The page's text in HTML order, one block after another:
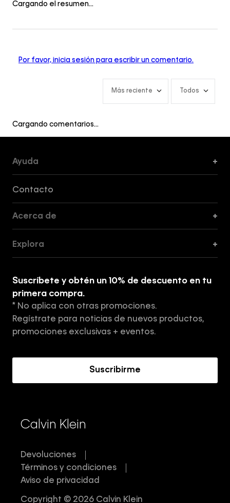
Cargando el resumen…
Por favor, inicia sesión para escribir un comentario.
Más reciente Todos
Cargando comentarios…
Ayuda +
Contacto
Acerca de +
Tiendas
Aviso de privacidad
Términos y Condiciones
Explora +
Suscríbete y obtén un 10% de descuento en tu
primera compra.
* No aplica con otras promociones.
Regístrate para noticias de nuevos productos,
promociones exclusivas + eventos.
Suscribirme
Calvin Klein
Devoluciones
Términos y condiciones
Aviso de privacidad
Copyright © 2026 Calvin Klein